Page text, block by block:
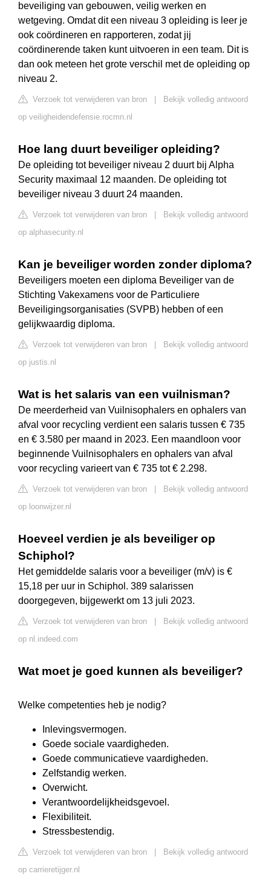
beveiliging van gebouwen, veilig werken en
wetgeving. Omdat dit een niveau 3 opleiding is leer je
ook coördineren en rapporteren, zodat jij
coördinerende taken kunt uitvoeren in een team. Dit is
dan ook meteen het grote verschil met de opleiding op
niveau 2.
Verzoek tot verwijderen van bron
Bekijk volledig antwoord
op veiligheidendefensie.rocmn.nl
Hoe lang duurt beveiliger opleiding?
De opleiding tot beveiliger niveau 2 duurt bij Alpha
Security maximaal 12 maanden. De opleiding tot
beveiliger niveau 3 duurt 24 maanden.
Verzoek tot verwijderen van bron
Bekijk volledig antwoord
op alphasecurity.nl
Kan je beveiliger worden zonder diploma?
Beveiligers moeten een diploma Beveiliger van de
Stichting Vakexamens voor de Particuliere
Beveiligingsorganisaties (SVPB) hebben of een
gelijkwaardig diploma.
Verzoek tot verwijderen van bron
Bekijk volledig antwoord
op justis.nl
Wat is het salaris van een vuilnisman?
De meerderheid van Vuilnisophalers en ophalers van
afval voor recycling verdient een salaris tussen € 735
en € 3.580 per maand in 2023. Een maandloon voor
beginnende Vuilnisophalers en ophalers van afval
voor recycling varieert van € 735 tot € 2.298.
Verzoek tot verwijderen van bron
Bekijk volledig antwoord
op loonwijzer.nl
Hoeveel verdien je als beveiliger op
Schiphol?
Het gemiddelde salaris voor a beveiliger (m/v) is €
15,18 per uur in Schiphol. 389 salarissen
doorgegeven, bijgewerkt om 13 juli 2023.
Verzoek tot verwijderen van bron
Bekijk volledig antwoord
op nl.indeed.com
Wat moet je goed kunnen als beveiliger?
Welke competenties heb je nodig?
Inlevingsvermogen.
Goede sociale vaardigheden.
Goede communicatieve vaardigheden.
Zelfstandig werken.
Overwicht.
Verantwoordelijkheidsgevoel.
Flexibiliteit.
Stressbestendig.
Verzoek tot verwijderen van bron
Bekijk volledig antwoord
op carrieretijger.nl